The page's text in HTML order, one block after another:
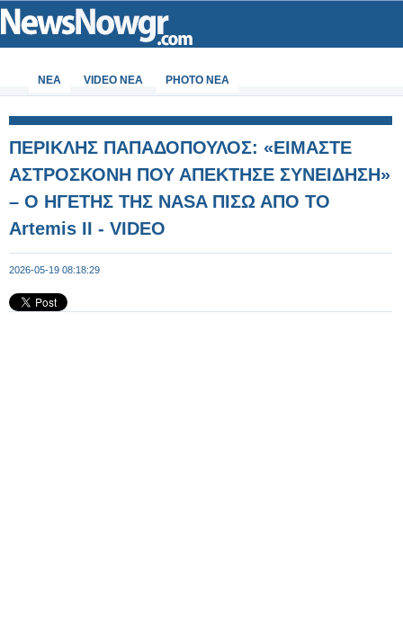
ΝΕΑ VIDEO NEA PHOTO NEA
ΠΕΡΙΚΛΗΣ ΠΑΠΑΔΟΠΟΥΛΟΣ: «ΕΙΜΑΣΤΕ
ΑΣΤΡΟΣΚΟΝΗ ΠΟΥ ΑΠΕΚΤΗΣΕ ΣΥΝΕΙΔΗΣΗ»
– Ο ΗΓΕΤΗΣ ΤΗΣ NASA ΠΙΣΩ ΑΠΟ ΤΟ
Artemis II - VIDEO
2026-05-19 08:18:29